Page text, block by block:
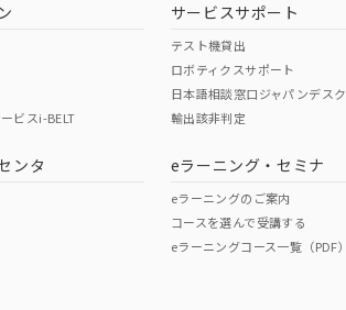
ビスi-BELT
ンタ
サービスサポート
テスト機貸出
ロボティクスサポート
日本語相談窓口ジャパンデスク
輸出該非判定
eラーニング・セミナ
eラーニングのご案内
コースを選んで受講する
eラーニングコース一覧（PDF）